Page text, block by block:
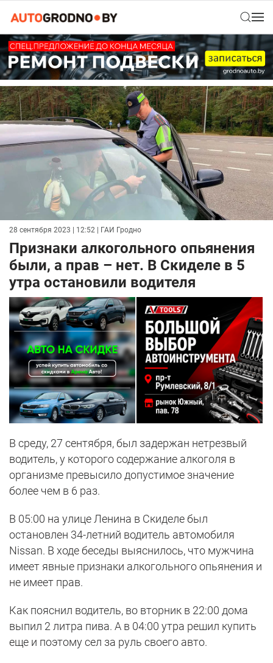
28 сентября 2023 | 12:52 | ГАИ Гродно
Признаки алкогольного опьянения
были, а прав – нет. В Скиделе в 5
утра остановили водителя
В среду, 27 сентября, был задержан нетрезвый
водитель, у которого содержание алкоголя в
организме превысило допустимое значение
более чем в 6 раз.
В 05:00 на улице Ленина в Скиделе был
остановлен 34-летний водитель автомобиля
Nissan. В ходе беседы выяснилось, что мужчина
имеет явные признаки алкогольного опьянения и
не имеет прав.
Как пояснил водитель, во вторник в 22:00 дома
выпил 2 литра пива. А в 04:00 утра решил купить
еще и поэтому сел за руль своего авто.